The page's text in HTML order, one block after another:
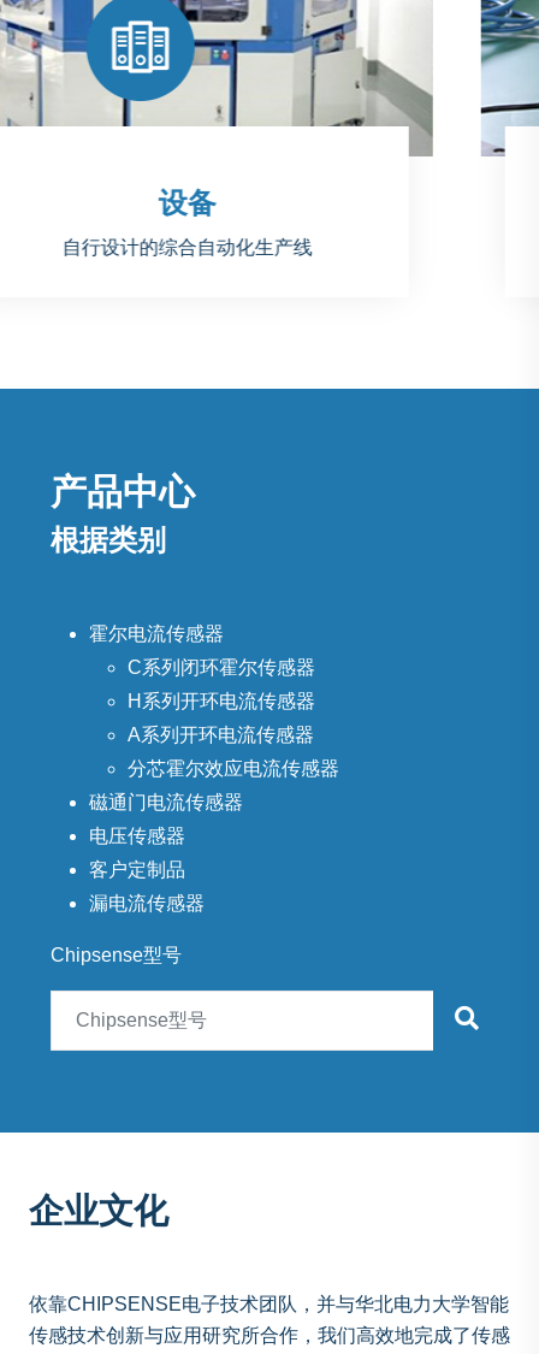
自主设计的集成自动化生产线
产品中心
根据类别
霍尔电流传感器
C系列闭环霍尔传感器
H系列开环电流传感器
A系列开环电流传感器
分芯霍尔效应电流传感器
磁通门电流传感器
电压传感器
客户定制品
漏电流传感器
Chipsense型号
企业文化
依靠CHIPSENSE电子技术团队，并与华北电力大学智能
传感技术创新与应用研究所合作，我们高效地完成了传感